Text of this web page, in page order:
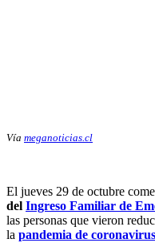
Vía meganoticias.cl
El jueves 29 de octubre
del Ingreso Familiar de
las personas que vieron
la pandemia de